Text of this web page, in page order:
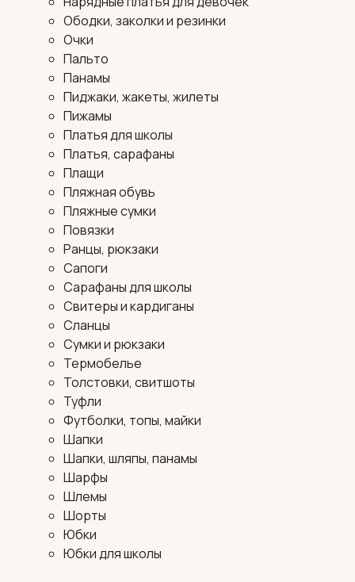
Ободки, заколки и резинки
Очки
Пальто
Панамы
Пиджаки, жакеты, жилеты
Пижамы
Платья для школы
Платья, сарафаны
Плащи
Пляжная обувь
Пляжные сумки
Повязки
Ранцы, рюкзаки
Сапоги
Сарафаны для школы
Свитеры и кардиганы
Сланцы
Сумки и рюкзаки
Термобелье
Толстовки, свитшоты
Туфли
Футболки, топы, майки
Шапки
Шапки, шляпы, панамы
Шарфы
Шлемы
Шорты
Юбки
Юбки для школы